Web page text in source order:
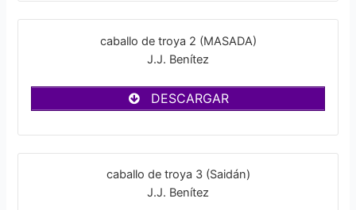
caballo de troya 2 (MASADA)
J.J. Benítez
DESCARGAR
caballo de troya 3 (Saidán)
J.J. Benítez